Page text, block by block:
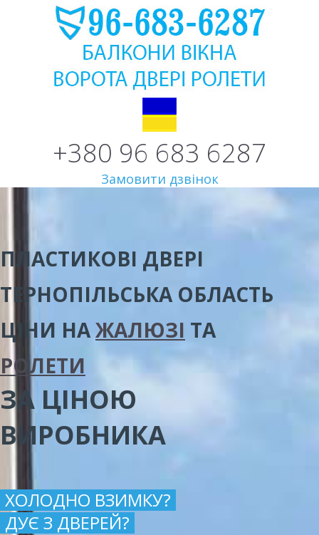
+380 96 683 6287
Замовити дзвінок
ПЛАСТИКОВІ ДВЕРІ
ТЕРНОПІЛЬСЬКА ОБЛАСТЬ
ЦІНИ НАЖАЛЮЗІ ТА
РОЛЕТИ
ЗА ЦІНОЮ
ВИРОБНИКА
ХОЛОДНО ВЗИМКУ?
ДУЄ З ДВЕРЕЙ?